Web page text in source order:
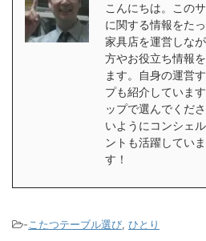
こんにちは。この
に関する情報をた
家具店を運営しな
方やお役立ち情報
ます。自身の運営
プも紹介していま
ップで選んでくだ
いようにコンシェ
ントも活躍してい
す！
- こたつテーブル選び, ひとり